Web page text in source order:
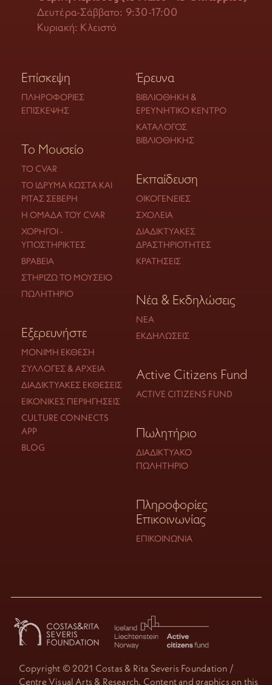
Δευτέρα-Σάββατο: 9:30-17:00
Κυριακή: Κλειστό
Επίσκεψη
ΠΛΗΡΟΦΟΡΊΕΣ
ΕΠΊΣΚΕΨΗΣ
Το Μουσείο
ΤΟ CVAR
ΤΟ ΊΔΡΥΜΑ ΚΏΣΤΑ ΚΑΙ
ΡΊΤΑΣ ΣΕΒΈΡΗ
Η ΟΜΆΔΑ ΤΟΥ CVAR
ΧΟΡΗΓΟΊ -
ΥΠΟΣΤΗΡΙΚΤΈΣ
ΒΡΑΒΕΊΑ
ΣΤΗΡΊΖΩ ΤΟ ΜΟΥΣΕΊΟ
ΠΩΛΗΤΉΡΙΟ
Εξερευνήστε
ΜΌΝΙΜΗ ΈΚΘΕΣΗ
ΣΥΛΛΟΓΈΣ & ΑΡΧΕΊΑ
ΔΙΑΔΙΚΤΥΑΚΈΣ ΕΚΘΈΣΕΙΣ
ΕΙΚΟΝΙΚΈΣ ΠΕΡΙΗΓΉΣΕΙΣ
CULTURE CONNECTS
APP
BLOG
Έρευνα
ΒΙΒΛΙΟΘΉΚΗ &
ΕΡΕΥΝΗΤΙΚΌ ΚΈΝΤΡΟ
ΚΑΤΆΛΟΓΟΣ
ΒΙΒΛΙΟΘΉΚΗΣ
Εκπαίδευση
ΟΙΚΟΓΈΝΕΙΕΣ
ΣΧΟΛΕΊΑ
ΔΙΑΔΙΚΤΥΑΚΈΣ
ΔΡΑΣΤΗΡΙΌΤΗΤΕΣ
ΚΡΑΤΉΣΕΙΣ
Νέα & Εκδηλώσεις
ΝΈΑ
ΕΚΔΗΛΏΣΕΙΣ
Active Citizens Fund
ACTIVE CITIZENS FUND
Πωλητήριο
ΔΙΑΔΙΚΤΥΑΚΌ
ΠΩΛΗΤΉΡΙΟ
Πληροφορίες
Επικοινωνίας
ΕΠΙΚΟΙΝΩΝΊΑ
Copyright © 2021 Costas & Rita Severis Foundation /
Centre Visual Arts & Research. Content and graphics on this